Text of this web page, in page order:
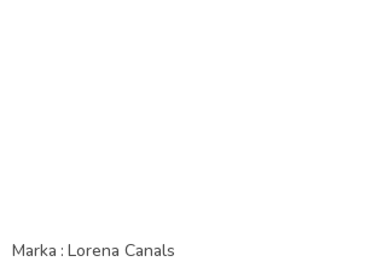
Marka : Lorena Canals